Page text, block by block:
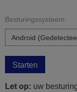
Besturingssysteem:
Starten
Let op: uw